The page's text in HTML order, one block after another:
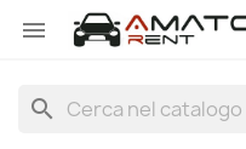

search